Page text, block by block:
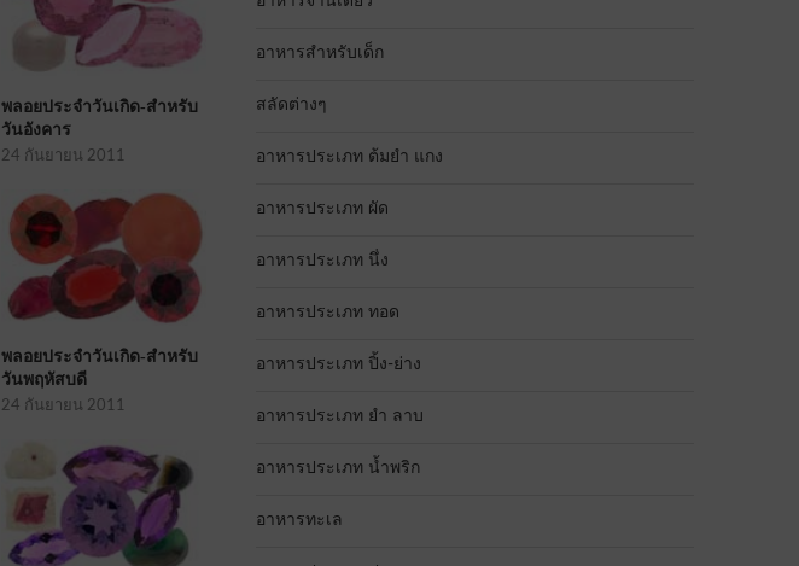
พลอยประจำวันเกิด-สำหรับ
วันอังคาร
24 กันยายน 2011
พลอยประจำวันเกิด-สำหรับ
วันพฤหัสบดี
24 กันยายน 2011
อาหารสำหรับเด็ก
สลัดต่างๆ
อาหารประเภท ต้มยำ แกง
อาหารประเภท ผัด
อาหารประเภท นึ่ง
อาหารประเภท ทอด
อาหารประเภท ปิ้ง-ย่าง
อาหารประเภท ยำ ลาบ
อาหารประเภท น้ำพริก
อาหารทะเล